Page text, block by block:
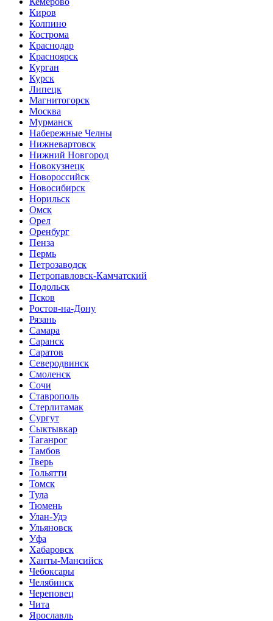
Киров
Колпино
Кострома
Краснодар
Красноярск
Курган
Курск
Липецк
Магнитогорск
Москва
Мурманск
Набережные Челны
Нижневартовск
Нижний Новгород
Новокузнецк
Новороссийск
Новосибирск
Норильск
Омск
Орел
Оренбург
Пенза
Пермь
Петрозаводск
Петропавловск-Камчатский
Подольск
Псков
Ростов-на-Дону
Рязань
Самара
Саранск
Саратов
Северодвинск
Смоленск
Сочи
Ставрополь
Стерлитамак
Сургут
Сыктывкар
Таганрог
Тамбов
Тверь
Тольятти
Томск
Тула
Тюмень
Улан-Удэ
Ульяновск
Уфа
Хабаровск
Ханты-Мансийск
Чебоксары
Челябинск
Череповец
Чита
Ярославль